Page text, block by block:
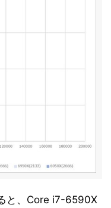
と、Core i7-6590X